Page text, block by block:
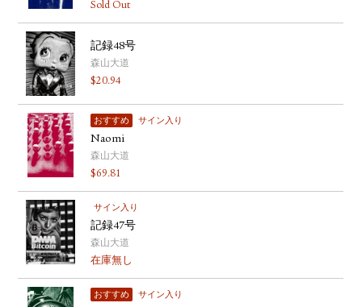
Sold Out
記録48号
森山大道
$20.94
おすすめ サイン入り
Naomi
森山大道
$69.81
サイン入り
記録47号
森山大道
在庫無し
おすすめ サイン入り